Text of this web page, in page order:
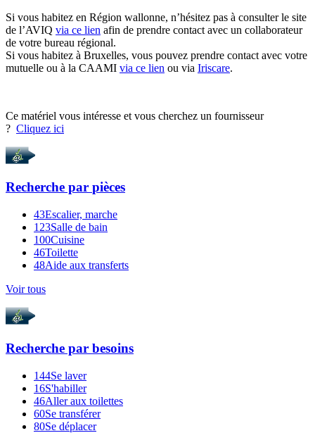
Si vous habitez en Région wallonne, n’hésitez pas à consulter le site
de l’AVIQ via ce lien afin de prendre contact avec un collaborateur
de votre bureau régional.
Si vous habitez à Bruxelles, vous pouvez prendre contact avec votre
mutuelle ou à la CAAMI via ce lien ou via Iriscare.
Ce matériel vous intéresse et vous cherchez un fournisseur
? Cliquez ici
Recherche par pièces
43Escalier, marche
123Salle de bain
100Cuisine
46Toilette
48Aide aux transferts
Voir tous
Recherche par besoins
144Se laver
16S'habiller
46Aller aux toilettes
60Se transférer
80Se déplacer